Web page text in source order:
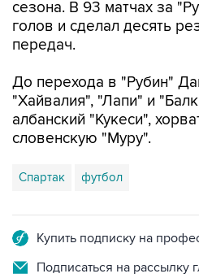
сезона. В 93 матчах за
голов и сделал десять
передач.
До перехода в "Рубин"
"Хайвалия", "Лапи" и
албанский "Кукеси",
словенскую "Муру".
Спартак футбол
Купить подписку на
Подписаться на рассылку